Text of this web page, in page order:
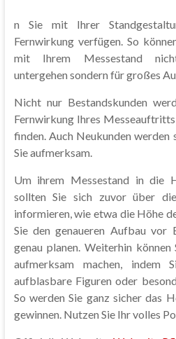
n Sie mit Ihrer
Fernwirkung verfügen. So
mit Ihrem Messestand
untergehen sondern für großes
Nicht nur Bestandskunden
Fernwirkung Ihres
finden. Auch Neukunden
Sie aufmerksam.
Um ihrem Messestand in die
sollten Sie sich zuvor über
informieren, wie etwa die Höhe
Sie den genaueren Aufbau vor
genau planen. Weiterhin
aufmerksam machen, indem
aufblasbare Figuren oder
So werden Sie ganz sicher das
gewinnen. Nutzen Sie Ihr volles